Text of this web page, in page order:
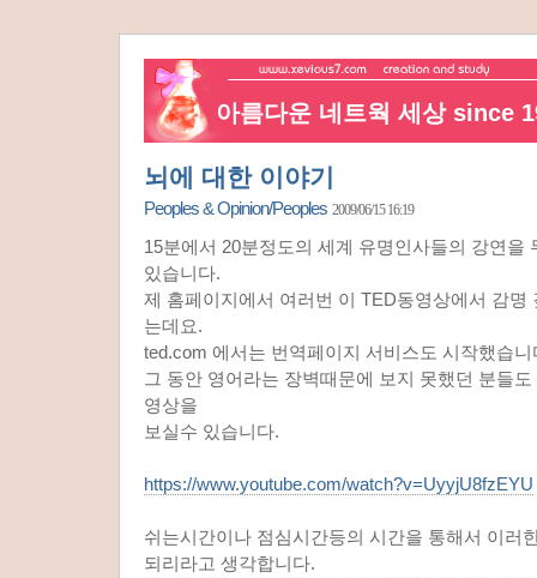
아름다운 네트웍 세상 since
뇌에 대한 이야기
Peoples & Opinion/Peoples 2009/06/15 16:19
15분에서 20분정도의 세계 유명인사들의 강연을
있습니다.
제 홈페이지에서 여러번 이 TED동영상에서 감명
는데요.
ted.com 에서는 번역페이지 서비스도 시작했습니
그 동안 영어라는 장벽때문에 보지 못했던 분들
영상을
보실수 있습니다.
https://www.youtube.com/watch?v=UyyjU8fzEYU
쉬는시간이나 점심시간등의 시간을 통해서 이러
되리라고 생각합니다.